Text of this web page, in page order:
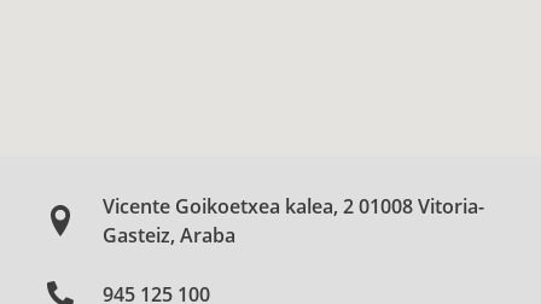
Vicente Goikoetxea kalea, 2 01008 Vitoria-
Gasteiz, Araba
945 125 100